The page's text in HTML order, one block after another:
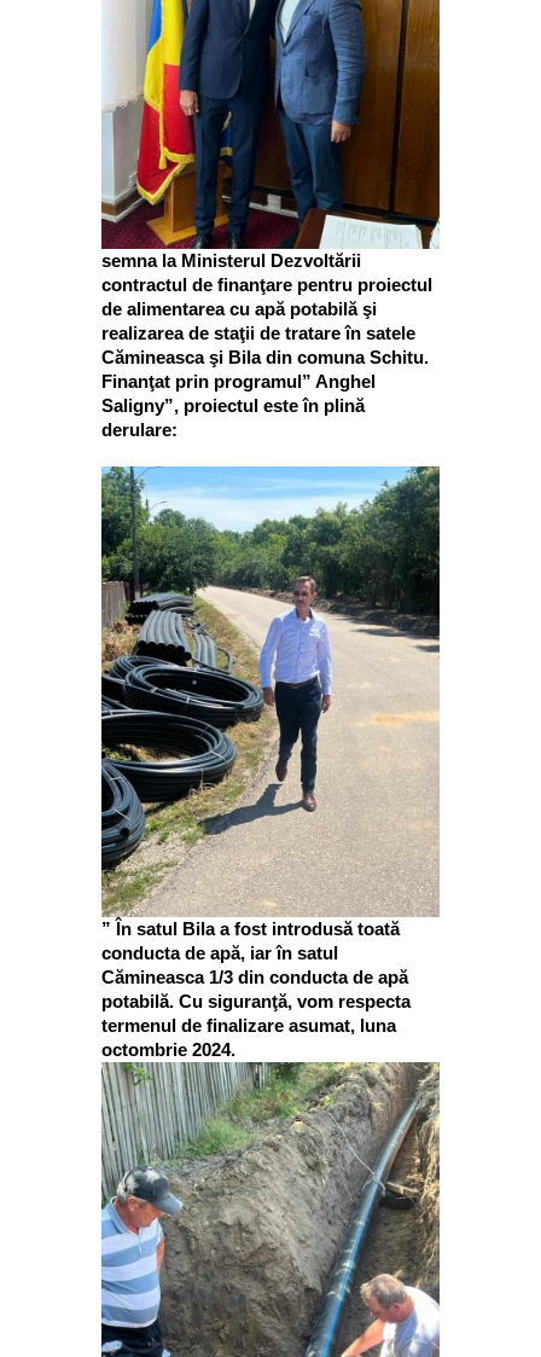
semna la Ministerul Dezvoltării
contractul de finanţare pentru proiectul
de alimentarea cu apă potabilă şi
realizarea de staţii de tratare în satele
Cămineasca şi Bila din comuna Schitu.
Finanţat prin programul” Anghel
Saligny”, proiectul este în plină
derulare:
” În satul Bila a fost introdusă toată
conducta de apă, iar în satul
Cămineasca 1/3 din conducta de apă
potabilă. Cu siguranţă, vom respecta
termenul de finalizare asumat, luna
octombrie 2024.